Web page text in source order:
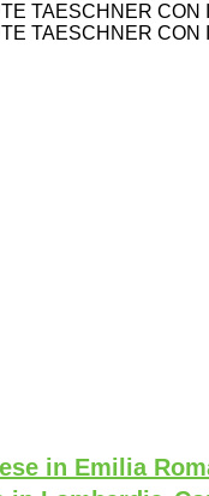
TAESCHNER CON
TAESCHNER CON
in Emilia